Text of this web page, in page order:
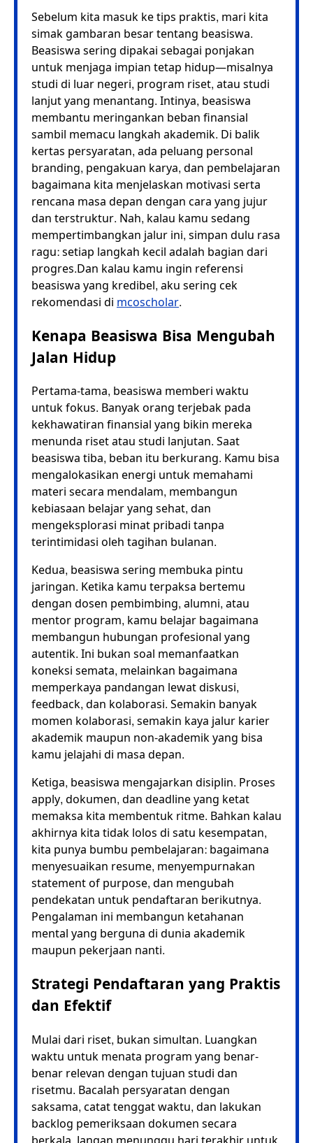
Sebelum kita masuk ke tips praktis, mari kita
simak gambaran besar tentang beasiswa.
Beasiswa sering dipakai sebagai ponjakan
untuk menjaga impian tetap hidup—misalnya
studi di luar negeri, program riset, atau studi
lanjut yang menantang. Intinya, beasiswa
membantu meringankan beban finansial
sambil memacu langkah akademik. Di balik
kertas persyaratan, ada peluang personal
branding, pengakuan karya, dan pembelajaran
bagaimana kita menjelaskan motivasi serta
rencana masa depan dengan cara yang jujur
dan terstruktur. Nah, kalau kamu sedang
mempertimbangkan jalur ini, simpan dulu rasa
ragu: setiap langkah kecil adalah bagian dari
progres.Dan kalau kamu ingin referensi
beasiswa yang kredibel, aku sering cek
rekomendasi dimcoscholar.
Kenapa Beasiswa Bisa Mengubah
Jalan Hidup
Pertama-tama, beasiswa memberi waktu
untuk fokus. Banyak orang terjebak pada
kekhawatiran finansial yang bikin mereka
menunda riset atau studi lanjutan. Saat
beasiswa tiba, beban itu berkurang. Kamu bisa
mengalokasikan energi untuk memahami
materi secara mendalam, membangun
kebiasaan belajar yang sehat, dan
mengeksplorasi minat pribadi tanpa
terintimidasi oleh tagihan bulanan.
Kedua, beasiswa sering membuka pintu
jaringan. Ketika kamu terpaksa bertemu
dengan dosen pembimbing, alumni, atau
mentor program, kamu belajar bagaimana
membangun hubungan profesional yang
autentik. Ini bukan soal memanfaatkan
koneksi semata, melainkan bagaimana
memperkaya pandangan lewat diskusi,
feedback, dan kolaborasi. Semakin banyak
momen kolaborasi, semakin kaya jalur karier
akademik maupun non-akademik yang bisa
kamu jelajahi di masa depan.
Ketiga, beasiswa mengajarkan disiplin. Proses
apply, dokumen, dan deadline yang ketat
memaksa kita membentuk ritme. Bahkan kalau
akhirnya kita tidak lolos di satu kesempatan,
kita punya bumbu pembelajaran: bagaimana
menyesuaikan resume, menyempurnakan
statement of purpose, dan mengubah
pendekatan untuk pendaftaran berikutnya.
Pengalaman ini membangun ketahanan
mental yang berguna di dunia akademik
maupun pekerjaan nanti.
Strategi Pendaftaran yang Praktis
dan Efektif
Mulai dari riset, bukan simultan. Luangkan
waktu untuk menata program yang benar-
benar relevan dengan tujuan studi dan
risetmu. Bacalah persyaratan dengan
saksama, catat tenggat waktu, dan lakukan
backlog pemeriksaan dokumen secara